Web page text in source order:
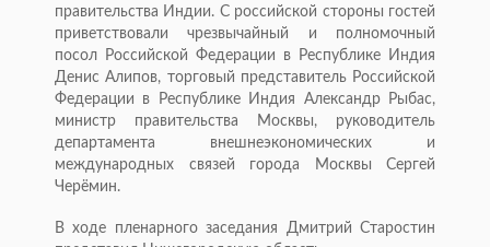
правительства Индии. С российской стороны гостей
приветствовали чрезвычайный и полномочный
посол Российской Федерации в Республике Индия
Денис Алипов, торговый представитель Российской
Федерации в Республике Индия Александр Рыбас,
министр правительства Москвы, руководитель
департамента внешнеэкономических и
международных связей города Москвы Сергей
Черёмин.
В ходе пленарного заседания Дмитрий Старостин